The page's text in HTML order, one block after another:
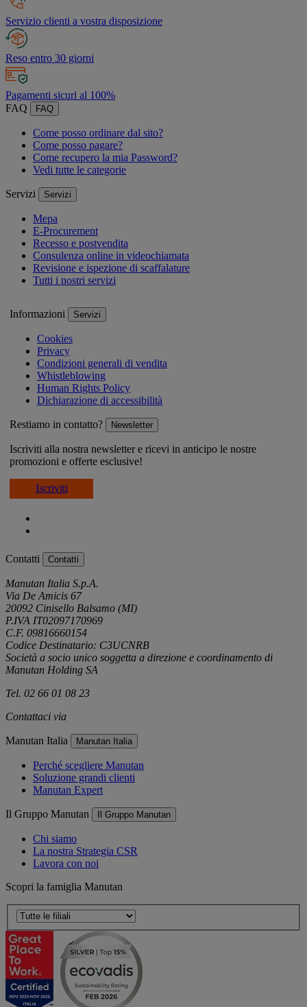
Servizio clienti a vostra disposizione
Reso entro 30 giorni
Pagamenti sicuri al 100%
FAQ
FAQ
Come posso ordinare dal sito?
Come posso pagare?
Come recupero la mia Password?
Vedi tutte le categorie
Servizi Servizi
Mepa
E-Procurement
Recesso e postvendita
Consulenza online in videochiamata
Revisione e ispezione di scaffalature
Tutti i nostri servizi
Informazioni Servizi
Cookies
Privacy
Condizioni generali di vendita
Whistleblowing
Human Rights Policy
Dichiarazione di accessibilità
Restiamo in contatto? Newsletter
Iscriviti alla nostra newsletter e ricevi in anticipo le nostre
promozioni e offerte esclusive!
Iscriviti
Contatti Contatti
Manutan Italia S.p.A.
Via De Amicis 67
20092 Cinisello Balsamo (MI)
P.IVA IT02097170969
C.F. 09816660154
Codice Destinatario: C3UCNRB
Società a socio unico soggetta a direzione e coordinamento di
Manutan Holding SA
Tel. 02 66 01 08 23
Contattaci via
Manutan Italia Manutan Italia
Perché scegliere Manutan
Soluzione grandi clienti
Manutan Expert
Il Gruppo Manutan Il Gruppo Manutan
Chi siamo
La nostra Strategia CSR
Lavora con noi
Scopri la famiglia Manutan